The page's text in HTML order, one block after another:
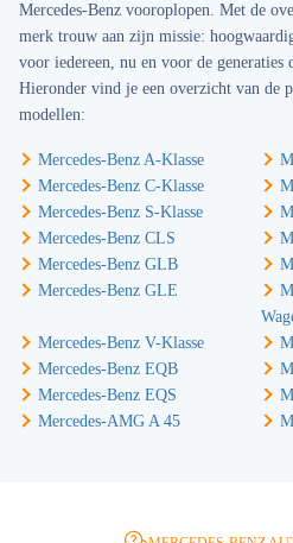
Mercedes-Benz vooroplopen. Met de
merk trouw aan zijn missie:
voor iedereen, nu en voor de generaties
Hieronder vind je een overzicht van de
modellen:
Mercedes-Benz A-Klasse
Mercedes-Benz C-Klasse
Mercedes-Benz S-Klasse
Mercedes-Benz CLS
Mercedes-Benz GLB
Mercedes-Benz GLE
Mercedes-Benz V-Klasse
Mercedes-Benz EQB
Mercedes-Benz EQS
Mercedes-AMG A 45